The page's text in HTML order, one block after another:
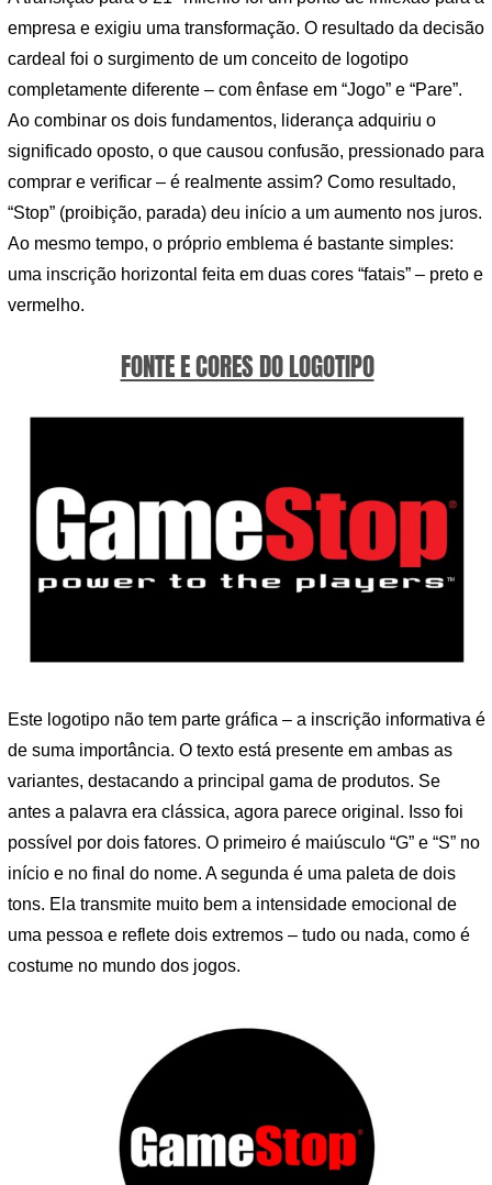
empresa e exigiu uma transformação. O resultado da decisão
cardeal foi o surgimento de um conceito de logotipo
completamente diferente – com ênfase em “Jogo” e “Pare”.
Ao combinar os dois fundamentos, liderança adquiriu o
significado oposto, o que causou confusão, pressionado para
comprar e verificar – é realmente assim? Como resultado,
“Stop” (proibição, parada) deu início a um aumento nos juros.
Ao mesmo tempo, o próprio emblema é bastante simples:
uma inscrição horizontal feita em duas cores “fatais” – preto e
vermelho.
FONTE E CORES DO LOGOTIPO
Este logotipo não tem parte gráfica – a inscrição informativa é
de suma importância. O texto está presente em ambas as
variantes, destacando a principal gama de produtos. Se
antes a palavra era clássica, agora parece original. Isso foi
possível por dois fatores. O primeiro é maiúsculo “G” e “S” no
início e no final do nome. A segunda é uma paleta de dois
tons. Ela transmite muito bem a intensidade emocional de
uma pessoa e reflete dois extremos – tudo ou nada, como é
costume no mundo dos jogos.